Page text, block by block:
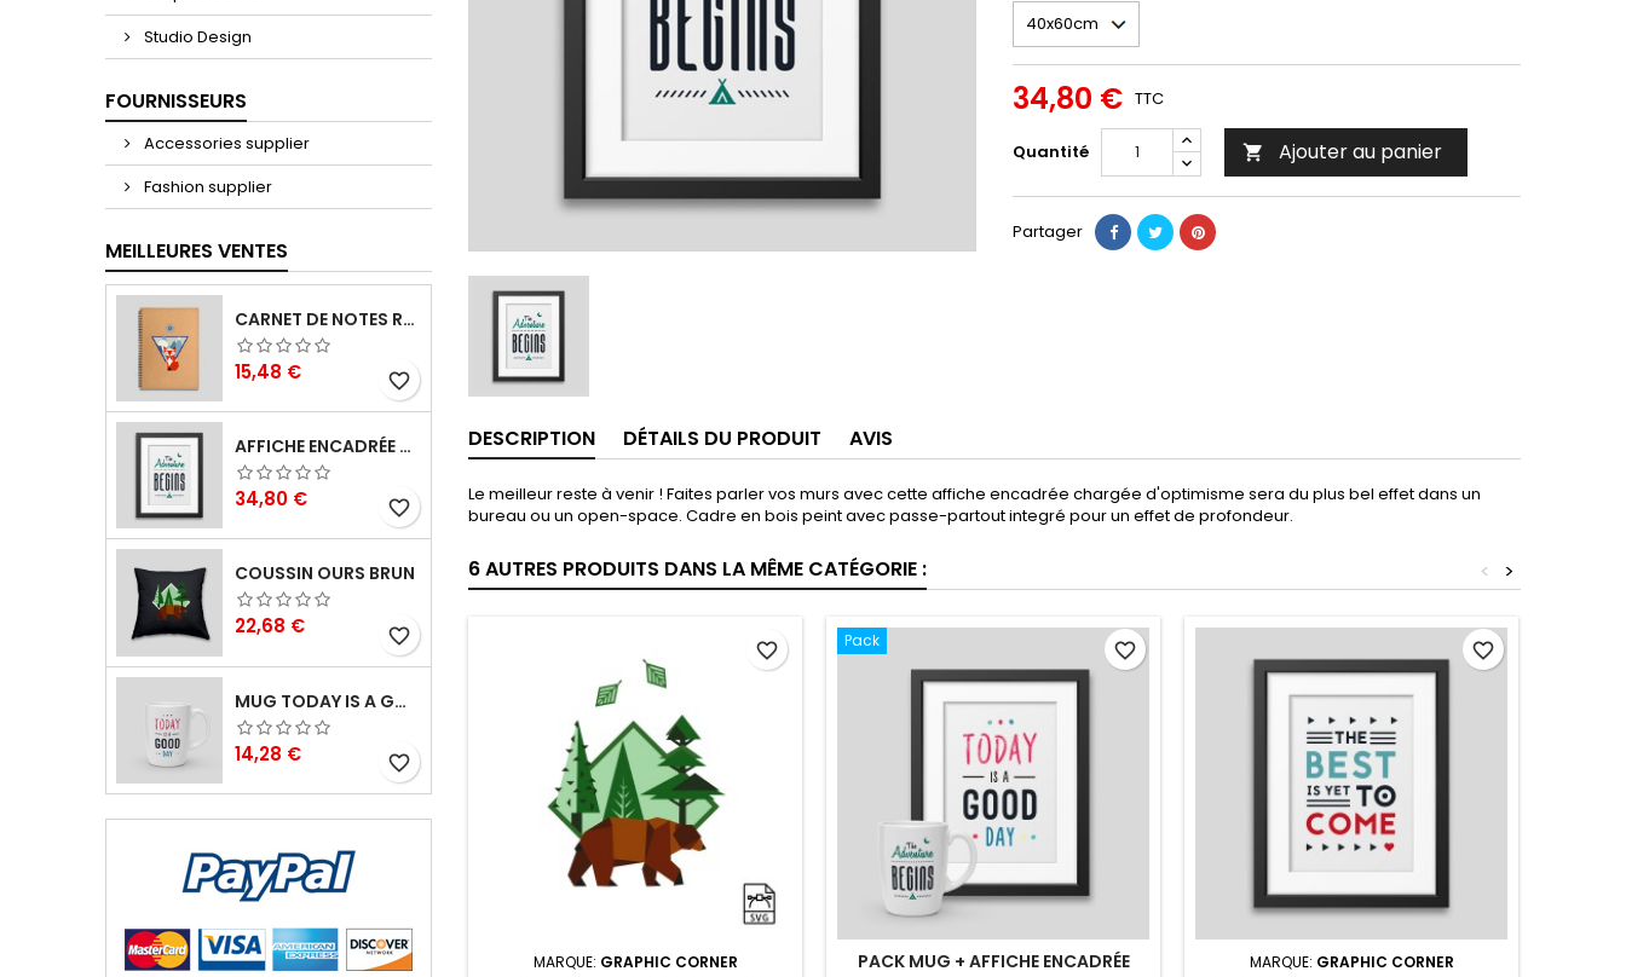
Studio Design
FOURNISSEURS
Accessories supplier
Fashion supplier
MEILLEURES VENTES
CARNET DE NOTES RENARD
Prix
15,48 € favorite_border
AFFICHE ENCADRÉE THE ADVENTURE BEGINS
Prix
34,80 € favorite_border
COUSSIN OURS BRUN
Prix
22,68 € favorite_border
MUG TODAY IS A GOOD DAY
Prix
14,28 € favorite_border
34,80 € TTC
Quantité  Ajouter au panier
Partager
DESCRIPTION DÉTAILS DU PRODUIT AVIS
Le meilleur reste à venir ! Faites parler vos murs avec cette affiche encadrée chargée d'optimisme sera du plus bel effet dans un
bureau ou un open-space. Cadre en bois peint avec passe-partout integré pour un effet de profondeur.
6 AUTRES PRODUITS DANS LA MÊME CATÉGORIE : >
<
MARQUE: GRAPHIC CORNER
favorite_border Pack
PACK MUG + AFFICHE ENCADRÉE
favorite_border
MARQUE: GRAPHIC CORNER
favorite_border